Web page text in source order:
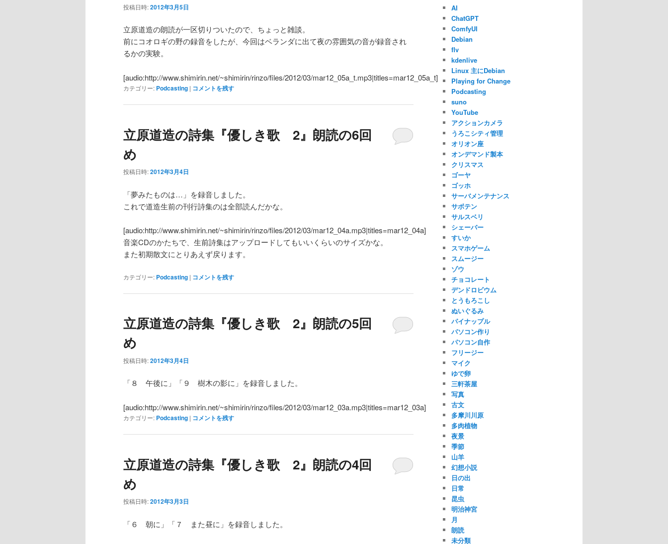
投稿日時:2012年3月5日
立原道造の朗読が一区切りついたので、ちょっと雑談。
前にコオロギの野の録音をしたが、今回はベランダに出て夜の雰囲気の音が録音され
るかの実験。
[audio:http://www.shimirin.net/~shimirin/rinzo/files/2012/03/mar12_05a_t.mp3|titles=mar12_05a_t]
カテゴリー: Podcasting | コメントを残す
立原道造の詩集『優しき歌 2』朗読の6回
め
投稿日時:2012年3月4日
「夢みたものは…」を録音しました。
これで道造生前の刊行詩集のは全部読んだかな。
[audio:http://www.shimirin.net/~shimirin/rinzo/files/2012/03/mar12_04a.mp3|titles=mar12_04a]
音楽CDのかたちで、生前詩集はアップロードしてもいいくらいのサイズかな。
また初期散文にとりあえず戻ります。
カテゴリー: Podcasting | コメントを残す
立原道造の詩集『優しき歌 2』朗読の5回
め
投稿日時:2012年3月4日
「８ 午後に」「９ 樹木の影に」を録音しました。
[audio:http://www.shimirin.net/~shimirin/rinzo/files/2012/03/mar12_03a.mp3|titles=mar12_03a]
カテゴリー: Podcasting | コメントを残す
立原道造の詩集『優しき歌 2』朗読の4回
め
投稿日時:2012年3月3日
「６ 朝に」「７ また昼に」を録音しました。
AI
ChatGPT
ComfyUI
Debian
flv
kdenlive
Linux 主にDebian
Playing for Change
Podcasting
suno
YouTube
アクションカメラ
うろこシティ管理
オリオン座
オンデマンド製本
クリスマス
ゴーヤ
ゴッホ
サーバメンテナンス
サボテン
サルスベリ
シェーバー
すいか
スマホゲーム
スムージー
ゾウ
チョコレート
デンドロビウム
とうもろこし
ぬいぐるみ
パイナップル
パソコン作り
パソコン自作
フリージー
マイク
ゆで卵
三軒茶屋
写真
古文
多摩川川原
多肉植物
夜景
季節
山羊
幻想小説
日の出
日常
昆虫
明治神宮
月
朗読
未分類